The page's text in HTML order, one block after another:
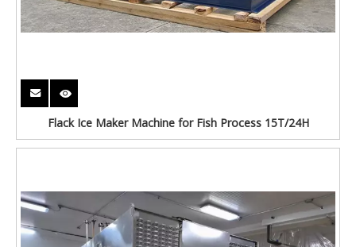
Flack Ice Maker Machine for Fish Process 15T/24H